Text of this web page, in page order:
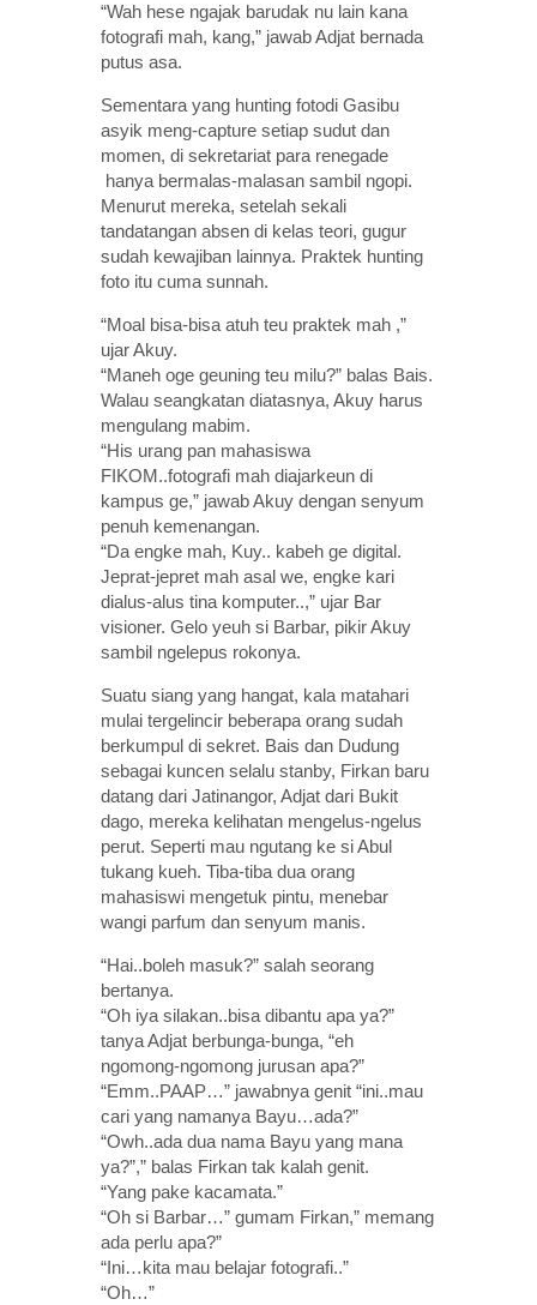
“Wah hese ngajak barudak nu lain kana
fotografi mah, kang,” jawab Adjat bernada
putus asa.
Sementara yang hunting fotodi Gasibu
asyik meng-capture setiap sudut dan
momen, di sekretariat para renegade
hanya bermalas-malasan sambil ngopi.
Menurut mereka, setelah sekali
tandatangan absen di kelas teori, gugur
sudah kewajiban lainnya. Praktek hunting
foto itu cuma sunnah.
“Moal bisa-bisa atuh teu praktek mah ,”
ujar Akuy.
“Maneh oge geuning teu milu?” balas Bais.
Walau seangkatan diatasnya, Akuy harus
mengulang mabim.
“His urang pan mahasiswa
FIKOM..fotografi mah diajarkeun di
kampus ge,” jawab Akuy dengan senyum
penuh kemenangan.
“Da engke mah, Kuy.. kabeh ge digital.
Jeprat-jepret mah asal we, engke kari
dialus-alus tina komputer..,” ujar Bar
visioner. Gelo yeuh si Barbar, pikir Akuy
sambil ngelepus rokonya.
Suatu siang yang hangat, kala matahari
mulai tergelincir beberapa orang sudah
berkumpul di sekret. Bais dan Dudung
sebagai kuncen selalu stanby, Firkan baru
datang dari Jatinangor, Adjat dari Bukit
dago, mereka kelihatan mengelus-ngelus
perut. Seperti mau ngutang ke si Abul
tukang kueh. Tiba-tiba dua orang
mahasiswi mengetuk pintu, menebar
wangi parfum dan senyum manis.
“Hai..boleh masuk?” salah seorang
bertanya.
“Oh iya silakan..bisa dibantu apa ya?”
tanya Adjat berbunga-bunga, “eh
ngomong-ngomong jurusan apa?”
“Emm..PAAP…” jawabnya genit “ini..mau
cari yang namanya Bayu…ada?”
“Owh..ada dua nama Bayu yang mana
ya?”,” balas Firkan tak kalah genit.
“Yang pake kacamata.”
“Oh si Barbar…” gumam Firkan,” memang
ada perlu apa?”
“Ini…kita mau belajar fotografi..”
“Oh…”